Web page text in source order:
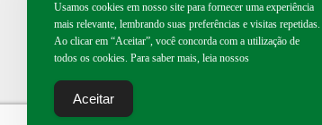
Usamos cookies em nosso site para fornecer uma experiência
mais relevante, lembrando suas preferências e visitas repetidas.
Ao clicar em “Aceitar”, você concorda com a utilização de
todos os cookies. Para saber mais, leia nossos
Aceitar